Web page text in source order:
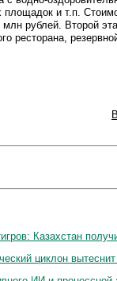
и т.п.
млн рублей. Второй
ресторана,
Казахстан
циклон